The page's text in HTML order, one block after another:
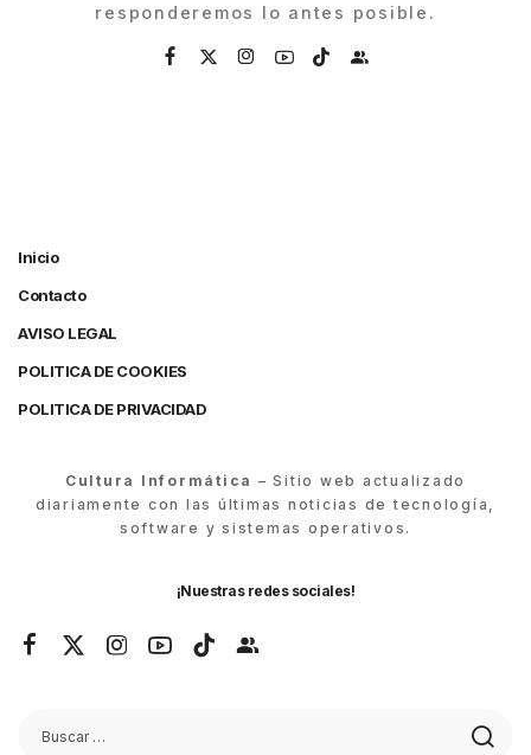
responderemos lo antes posible.
Inicio
Contacto
AVISO LEGAL
POLITICA DE COOKIES
POLITICA DE PRIVACIDAD
Cultura Informática – Sitio web actualizado
diariamente con las últimas noticias de tecnología,
software y sistemas operativos.
¡Nuestras redes sociales!